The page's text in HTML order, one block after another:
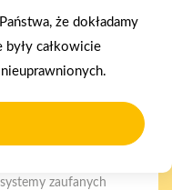
Zakupy w systemie
że dokładamy
były całkowicie
pliki cookies w celu
poprawy komfortu
na urządzeniu
podczas
zaufanych